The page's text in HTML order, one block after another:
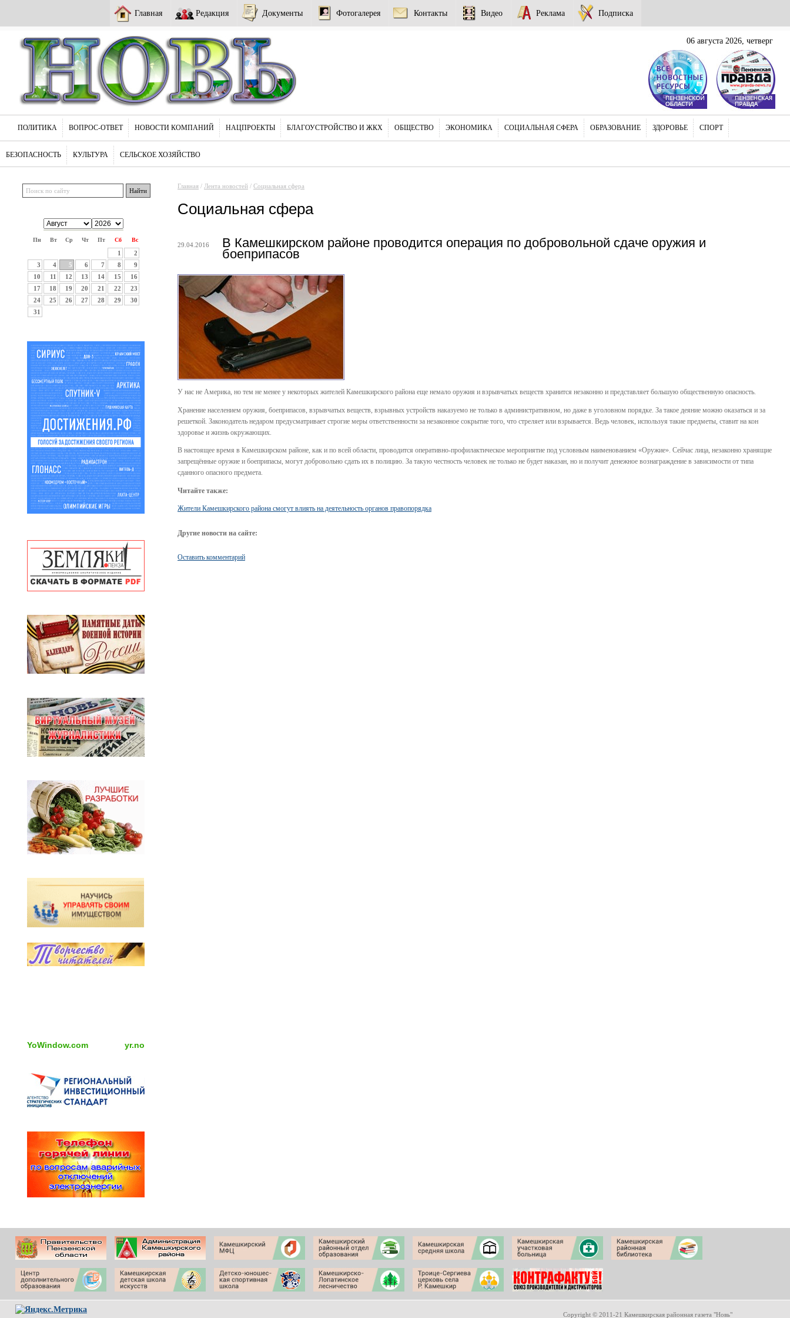
Главная Редакция Документы Фотогалерея Контакты Видео Реклама Подписка
06 августа 2026, четверг
ПОЛИТИКА ВОПРОС-ОТВЕТ НОВОСТИ КОМПАНИЙ НАЦПРОЕКТЫ БЛАГОУСТРОЙСТВО И ЖКХ ОБЩЕСТВО ЭКОНОМИКА СОЦИАЛЬНАЯ СФЕРА ОБРАЗОВАНИЕ ЗДОРОВЬЕ СПОРТ
БЕЗОПАСНОСТЬ КУЛЬТУРА СЕЛЬСКОЕ ХОЗЯЙСТВО
Пн Вт Ср Чт Пт Сб Вс
1
2
3
4 5 6 7 8
9
10
11 12 13 14 15
16
17
18 19 20 21 22
23
24
25 26 27 28 29
30
31
YoWindow.com yr.no
Главная / Лента новостей / Социальная сфера
Социальная сфера
29.04.2016 В Камешкирском районе проводится операция по добровольной сдаче оружия и
боеприпасов
У нас не Америка, но тем не менее у некоторых жителей Камешкирского района еще немало оружия и взрывчатых веществ хранится незаконно и представляет большую общественную опасность.
Хранение населением оружия, боеприпасов, взрывчатых веществ, взрывных устройств наказуемо не только в административном, но даже в уголовном порядке. За такое деяние можно оказаться и за
решеткой. Законодатель недаром предусматривает строгие меры ответственности за незаконное сокрытие того, что стреляет или взрывается. Ведь человек, используя такие предметы, ставит на кон
здоровье и жизнь окружающих.
В настоящее время в Камешкирском районе, как и по всей области, проводится оперативно-профилактическое мероприятие под условным наименованием «Оружие». Сейчас лица, незаконно хранящие
запрещённые оружие и боеприпасы, могут добровольно сдать их в полицию. За такую честность человек не только не будет наказан, но и получит денежное вознаграждение в зависимости от типа
сданного опасного предмета.
Читайте также:
Жители Камешкирского района смогут влиять на деятельность органов правопорядка
Другие новости на сайте:
Оставить комментарий
Copyright © 2011-21 Камешкирская районная газета "Новь"